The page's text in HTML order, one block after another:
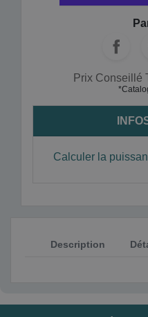
Prix Conseillé
Calculer la
Description